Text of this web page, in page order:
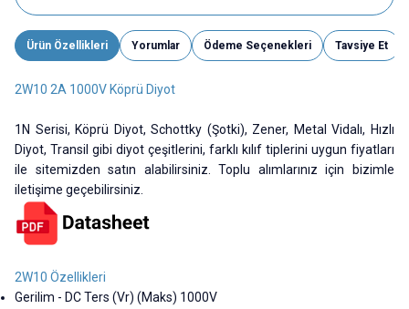
Ürün Özellikleri Yorumlar Ödeme Seçenekleri Tavsiye Et
2W10 2A 1000V Köprü Diyot
1N Serisi, Köprü Diyot, Schottky (Şotki), Zener, Metal Vidalı, Hızlı
Diyot, Transil gibi diyot çeşitlerini, farklı kılıf tiplerini uygun fiyatları
ile sitemizden satın alabilirsiniz. Toplu alımlarınız için bizimle
iletişime geçebilirsiniz.
2W10 Özellikleri
Gerilim - DC Ters (Vr) (Maks) 1000V